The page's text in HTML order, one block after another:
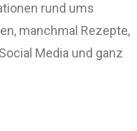
rund ums
manchmal Rezepte,
Media und ganz